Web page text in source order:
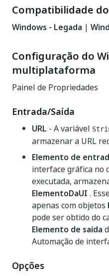
Compatibilidade
Windows - Legada |
Configuração do
multiplataforma
Painel de Propriedades
Entrada/Saída
URL - A variável
armazenar a URL
Elemento de
interface gráfica no
executada,
ElementoDaUI .
apenas com objetos
pode ser obtido do
Elemento de saída
Automação de
Opções